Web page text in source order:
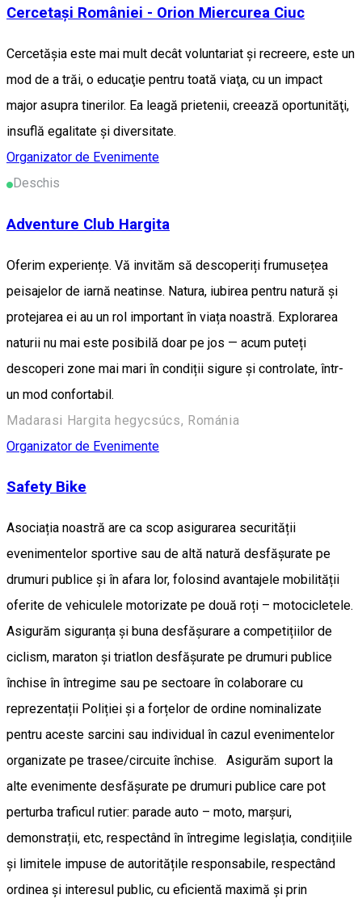
Cercetași României - Orion Miercurea Ciuc
Cercetăşia este mai mult decât voluntariat şi recreere, este un
mod de a trăi, o educaţie pentru toată viaţa, cu un impact
major asupra tinerilor. Ea leagă prietenii, creează oportunităţi,
insuflă egalitate şi diversitate.
Organizator de Evenimente
Deschis
Adventure Club Hargita
Oferim experiențe. Vă invităm să descoperiți frumusețea
peisajelor de iarnă neatinse. Natura, iubirea pentru natură și
protejarea ei au un rol important în viața noastră. Explorarea
naturii nu mai este posibilă doar pe jos — acum puteți
descoperi zone mai mari în condiții sigure și controlate, într-
un mod confortabil.
Madarasi Hargita hegycsúcs, Románia
Organizator de Evenimente
Safety Bike
Asociația noastră are ca scop asigurarea securității
evenimentelor sportive sau de altă natură desfășurate pe
drumuri publice și în afara lor, folosind avantajele mobilității
oferite de vehiculele motorizate pe două roți – motocicletele.
Asigurăm siguranța și buna desfășurare a competițiilor de
ciclism, maraton și triatlon desfășurate pe drumuri publice
închise în întregime sau pe sectoare în colaborare cu
reprezentații Poliției și a forțelor de ordine nominalizate
pentru aceste sarcini sau individual în cazul evenimentelor
organizate pe trasee/circuite închise. Asigurăm suport la
alte evenimente desfășurate pe drumuri publice care pot
perturba traficul rutier: parade auto – moto, marșuri,
demonstrații, etc, respectând în întregime legislația, condițiile
și limitele impuse de autoritățile responsabile, respectând
ordinea și interesul public, cu eficientă maximă și prin